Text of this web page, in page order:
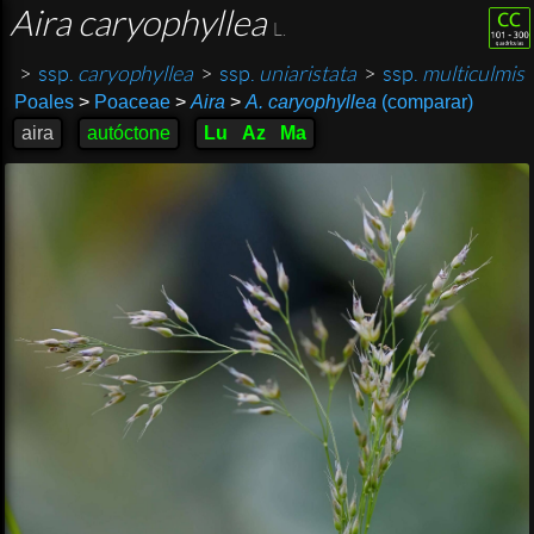
Aira caryophyllea
> ssp. caryophyllea > ssp. uniaristata > ssp. multiculmis
Poales >Poaceae > Aira > A. caryophyllea (comparar)
aira
autóctone Lu Az Ma